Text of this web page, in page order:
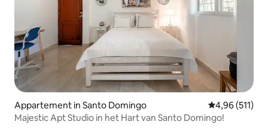
Appartement in Santo Domingo Gemiddelde
4,96 (511)
Majestic Apt Studio in het Hart van Santo Domingo!